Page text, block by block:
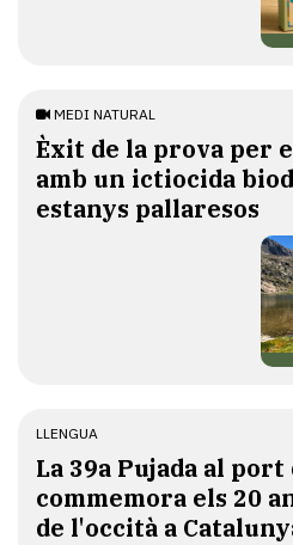
MEDI NATURAL
Èxit de la prova per
amb un ictiocida
estanys pallaresos
LLENGUA
​La 39a Pujada al port
commemora els 20
de l'occità a